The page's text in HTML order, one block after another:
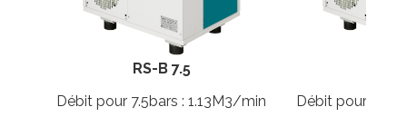
RS-B 7.5
Débit pour 7.5bars : 1.13M3/min
Débit pour